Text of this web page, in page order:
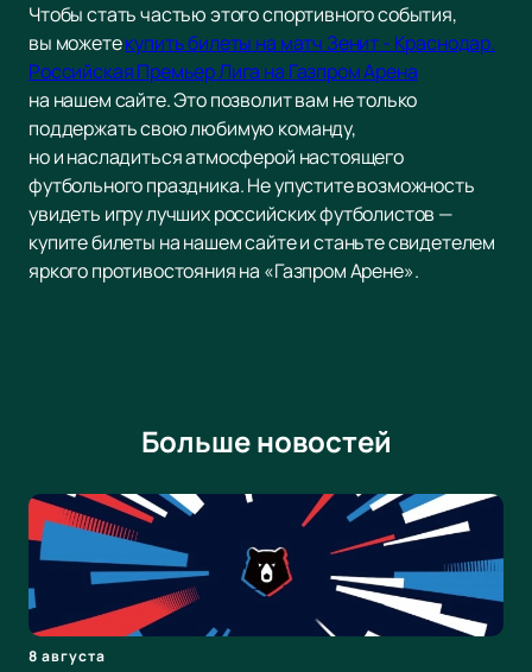
Чтобы стать частью этого спортивного события,
вы можетекупить билеты на матч Зенит - Краснодар.
Российская Премьер Лига на Газпром Арена
на нашем сайте. Это позволит вам не только
поддержать свою любимую команду,
но и насладиться атмосферой настоящего
футбольного праздника. Не упустите возможность
увидеть игру лучших российских футболистов —
купите билеты на нашем сайте и станьте свидетелем
яркого противостояния на «Газпром Арене».
Больше новостей
8 августа